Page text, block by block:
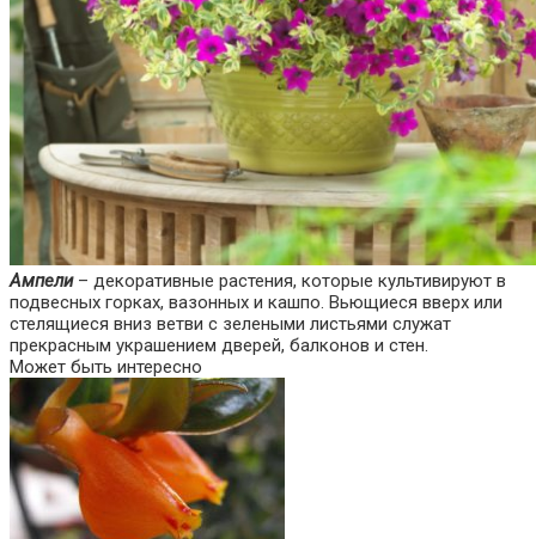
Ампели – декоративные растения, которые культивируют в
подвесных горках, вазонных и кашпо. Вьющиеся вверх или
стелящиеся вниз ветви с зелеными листьями служат
прекрасным украшением дверей, балконов и стен.
Может быть интересно